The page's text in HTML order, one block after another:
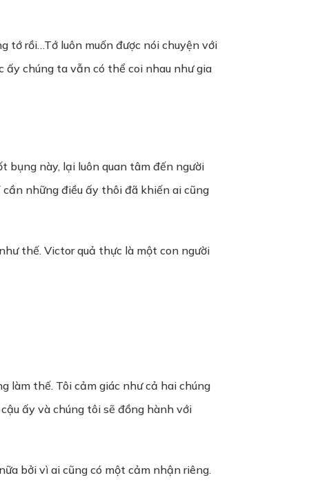
tớ rồi…Tớ luôn muốn được nói chuyện với
ấy chúng ta vẫn có thể coi nhau như gia
bụng này, lại luôn quan tâm đến người
những điều ấy thôi đã khiến ai cũng
thế. Victor quả thực là một con người
làm thế. Tôi cảm giác như cả hai chúng
ấy và chúng tôi sẽ đồng hành với
bởi vì ai cũng có một cảm nhận riêng.